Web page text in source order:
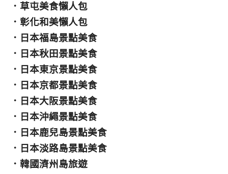
． 草屯美食懶人包
． 彰化和美懶人包
． 日本福島景點美食
． 日本秋田景點美食
． 日本東京景點美食
． 日本京都景點美食
． 日本大阪景點美食
． 日本沖繩景點美食
． 日本鹿兒島景點美食
． 日本淡路島景點美食
． 韓國濟州島旅遊